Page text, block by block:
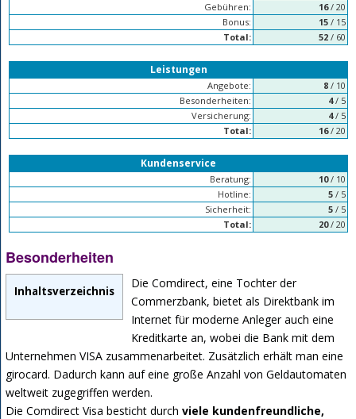
Gebühren:
16/ 20
Bonus:
15/ 15
Total:
52/ 60
Leistungen
Angebote: 8 / 10
Besonderheiten:
4/ 5
Versicherung:
4/ 5
Total:
16/ 20
Kundenservice
Beratung: 10/ 10
Hotline:
5 / 5
Sicherheit:
5 / 5
Total:
20/ 20
Besonderheiten
Inhaltsverzeichnis
Die Comdirect, eine Tochter der
Commerzbank, bietet als Direktbank im
Internet für moderne Anleger auch eine
Kreditkarte an, wobei die Bank mit dem
Unternehmen VISA zusammenarbeitet. Zusätzlich erhält man eine
girocard. Dadurch kann auf eine große Anzahl von Geldautomaten
weltweit zugegriffen werden.
Die Comdirect Visa besticht durch viele kundenfreundliche,